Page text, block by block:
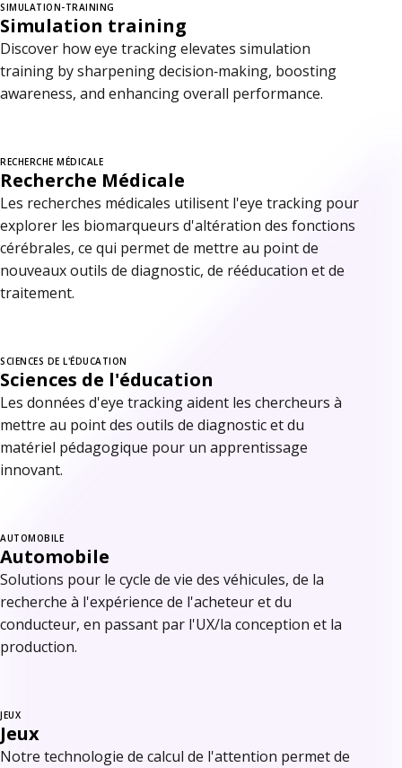
SIMULATION-TRAINING
Simulation training
Discover how eye tracking elevates simulation
training by sharpening decision‑making, boosting
awareness, and enhancing overall performance.
RECHERCHE MÉDICALE
Recherche Médicale
Les recherches médicales utilisent l'eye tracking pour
explorer les biomarqueurs d'altération des fonctions
cérébrales, ce qui permet de mettre au point de
nouveaux outils de diagnostic, de rééducation et de
traitement.
SCIENCES DE L'ÉDUCATION
Sciences de l'éducation
Les données d'eye tracking aident les chercheurs à
mettre au point des outils de diagnostic et du
matériel pédagogique pour un apprentissage
innovant.
AUTOMOBILE
Automobile
Solutions pour le cycle de vie des véhicules, de la
recherche à l'expérience de l'acheteur et du
conducteur, en passant par l'UX/la conception et la
production.
JEUX
Jeux
Notre technologie de calcul de l'attention permet de